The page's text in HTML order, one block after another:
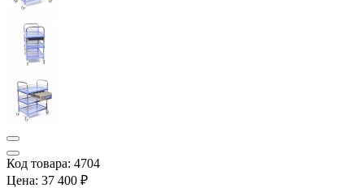
Код товара: 4704
Цена: 37 400 ₽